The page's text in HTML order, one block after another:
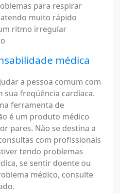
para respirar
muito rápido
ritmo irregular
médica
a pessoa comum com
sua freqüência cardíaca.
ferramenta de
é um produto médico
pares. Não se destina a
com profissionais
tendo problemas
se sentir doente ou
médico, consulte